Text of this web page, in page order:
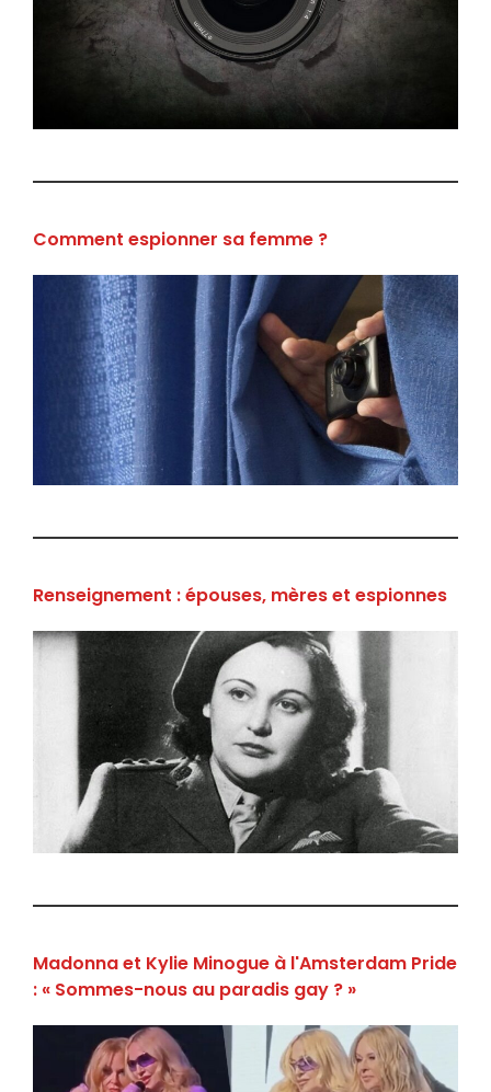
Comment espionner sa femme ?
Renseignement : épouses, mères et espionnes
Madonna et Kylie Minogue à l'Amsterdam Pride
: « Sommes-nous au paradis gay ? »